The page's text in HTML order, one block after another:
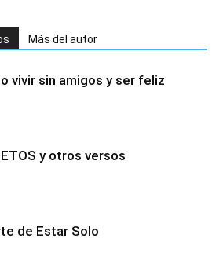
Más del autor
vivir sin amigos y ser feliz
y otros versos
de Estar Solo